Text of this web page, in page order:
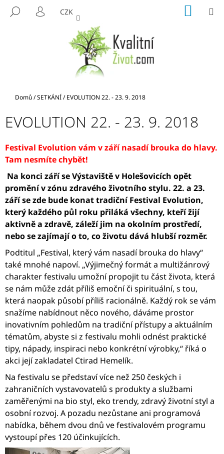
HLEDAT
PŘIHLÁŠENÍ
CZK KOŠÍK
Domů/SETKÁNÍ/ EVOLUTION 22. - 23. 9. 2018
EVOLUTION 22. - 23. 9. 2018
Festival Evolution vám v září nasadí brouka do hlavy.
Tam nesmíte chybět!
Na konci září se Výstaviště v Holešovicích opět
promění v zónu zdravého životního stylu. 22. a 23.
září se zde bude konat tradiční Festival Evolution,
který každého půl roku přiláká všechny, kteří žijí
aktivně a zdravě, záleží jim na okolním prostředí,
nebo se zajímají o to, co životu dává hlubší rozměr.
Podtitul „Festival, který vám nasadí brouka do hlavy“
také mnohé napoví. „Výjimečný formát a multižánrový
charakter festivalu umožní propojit tu část života, která
se nám může zdát příliš emoční či spirituální, s tou,
která naopak působí příliš racionálně. Každý rok se vám
snažíme nabídnout něco nového, dáváme prostor
inovativním pohledům na tradiční přístupy a aktuálním
tématům, abyste si z festivalu mohli odnést praktické
tipy, nápady, inspiraci nebo konkrétní výrobky,“ říká o
akci její zakladatel Ctirad Hemelík.
Na festivalu se představí více než 250 českých i
zahraničních vystavovatelů s produkty a službami
zaměřenými na bio styl, eko trendy, zdravý životní styl a
osobní rozvoj. A pozadu nezůstane ani programová
nabídka, během dvou dnů ve festivalovém programu
vystoupí přes 120 účinkujících.
O
Ř
E
B
U
J
E
T
E
N
A
J
Í
T
?
HLEDAT
D
O
P
O
R
U
Č
U